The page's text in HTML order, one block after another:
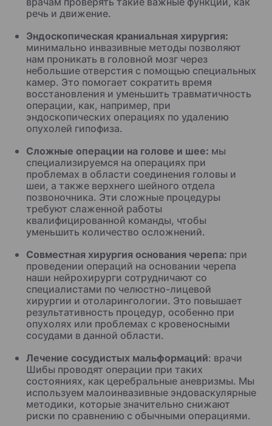
речь и движение.
Эндоскопическая краниальная хирургия:
минимально инвазивные методы позволяют
нам проникать в головной мозг через
небольшие отверстия с помощью специальных
камер. Это помогает сократить время
восстановления и уменьшить травматичность
операции, как, например, при
эндоскопических операциях по удалению
опухолей гипофиза.
Сложные операции на голове и шее: мы
специализируемся на операциях при
проблемах в области соединения головы и
шеи, а также верхнего шейного отдела
позвоночника. Эти сложные процедуры
требуют слаженной работы
квалифицированной команды, чтобы
уменьшить количество осложнений.
Совместная хирургия основания черепа: при
проведении операций на основании черепа
наши нейрохирурги сотрудничают со
специалистами по челюстно-лицевой
хирургии и отоларингологии. Это повышает
результативность процедур, особенно при
опухолях или проблемах с кровеносными
сосудами в данной области.
Лечение сосудистых мальформаций: врачи
Шибы проводят операции при таких
состояниях, как церебральные аневризмы. Мы
используем малоинвазивные эндоваскулярные
методики, которые значительно снижают
риски по сравнению с обычными операциями.